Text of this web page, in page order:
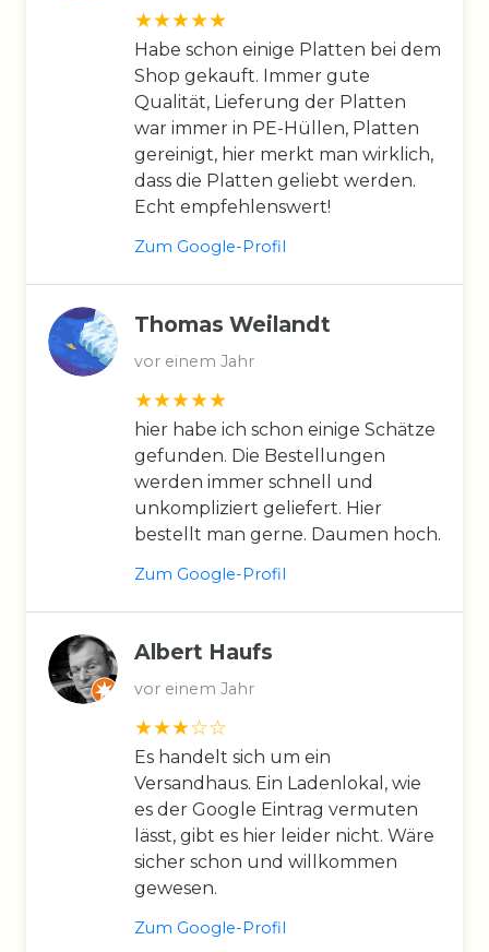
Habe schon einige Platten bei dem
Shop gekauft. Immer gute
Qualität, Lieferung der Platten
war immer in PE-Hüllen, Platten
gereinigt, hier merkt man wirklich,
dass die Platten geliebt werden.
Echt empfehlenswert!
Zum Google-Profil
Thomas Weilandt
vor einem Jahr
hier habe ich schon einige Schätze
gefunden. Die Bestellungen
werden immer schnell und
unkompliziert geliefert. Hier
bestellt man gerne. Daumen hoch.
Zum Google-Profil
Albert Haufs
vor einem Jahr
Es handelt sich um ein
Versandhaus. Ein Ladenlokal, wie
es der Google Eintrag vermuten
lässt, gibt es hier leider nicht. Wäre
sicher schon und willkommen
gewesen.
Zum Google-Profil